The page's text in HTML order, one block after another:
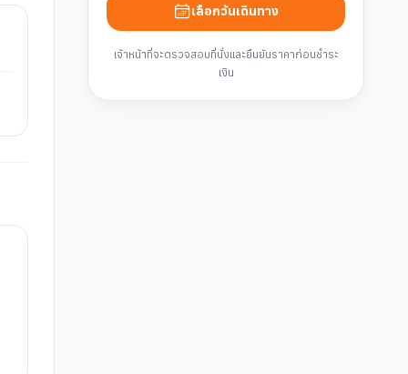
เลือกวันเดินทาง
เจ้าหน้าที่จะตรวจสอบที่นั่งและยืนยันราคาก่อนชำระ
เงิน